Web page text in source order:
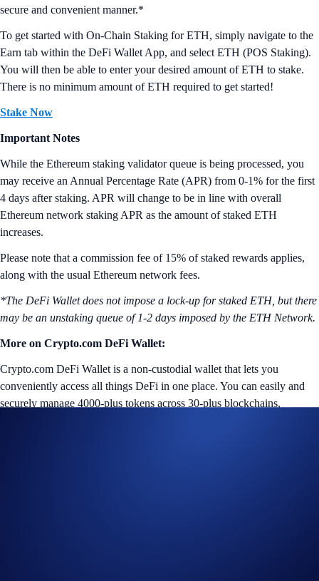
secure and convenient manner.*
To get started with On-Chain Staking for ETH, simply navigate to the
Earn tab within the DeFi Wallet App, and select ETH (POS Staking).
You will then be able to enter your desired amount of ETH to stake.
There is no minimum amount of ETH required to get started!
Stake Now
Important Notes
While the Ethereum staking validator queue is being processed, you
may receive an Annual Percentage Rate (APR) from 0-1% for the first
4 days after staking. APR will change to be in line with overall
Ethereum network staking APR as the amount of staked ETH
increases.
Please note that a commission fee of 15% of staked rewards applies,
along with the usual Ethereum network fees.
*The DeFi Wallet does not impose a lock-up for staked ETH, but there
may be an unstaking queue of 1-2 days imposed by the ETH Network.
More on Crypto.com DeFi Wallet:
Crypto.com DeFi Wallet is a non-custodial wallet that lets you
conveniently access all things DeFi in one place. You can easily and
securely manage 4000-plus tokens across 30-plus blockchains,